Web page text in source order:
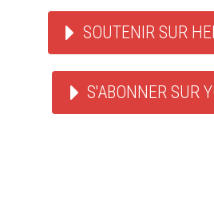
SOUTENIR SUR
S'ABONNER SUR